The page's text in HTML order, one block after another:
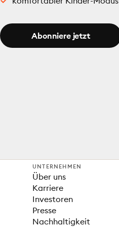
Abonniere jetzt
UNTERNEHMEN
Über uns
Karriere
Investoren
Presse
Nachhaltigkeit